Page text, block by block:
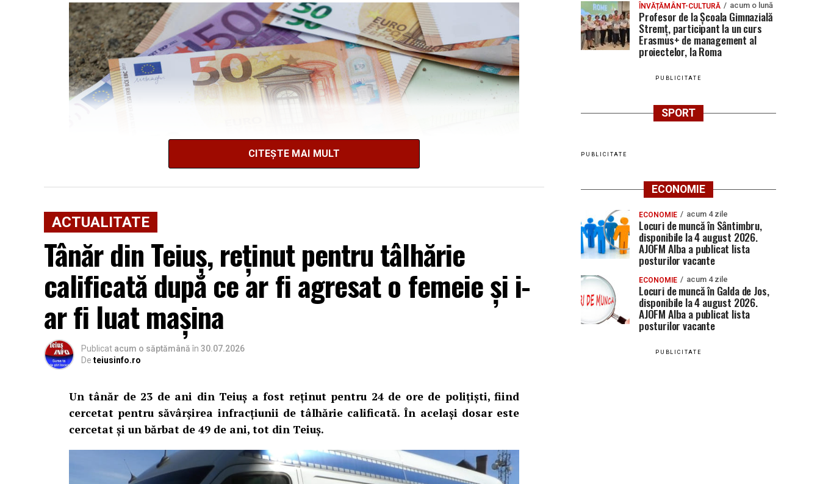
Cum s-a produs spargerea
Potrivit informațiilor din dosar și declarațiilor persoanelor vătămate, în noaptea de 3 spre 4
iulie 2026, locuința familiei Șerban-Rezmiveș din Teiuș a fost spartă în timp ce proprietarii
Familia susține că deplasarea la Alba Iulia ar fi fost determinată de un pretext legat de o
presupusă tranzacție imobiliară, iar hoții ar fi profitat de absența proprietarilor pentru a
pătrunde în locuință.
Din casă au fost sustrase 145.400 de euro, alți 6.700 de euro, 1.000 de franci elvețieni și
CITEȘTE MAI MULT
ACTUALITATE
Tânăr din Teiuș, reținut pentru tâlhărie
calificată după ce ar fi agresat o femeie și i-
ar fi luat mașina
Publicat acum o săptămână în 30.07.2026
De teiusinfo.ro
Un tânăr de 23 de ani din Teiuș a fost reținut pentru 24 de ore de polițiști, fiind
cercetat pentru săvârșirea infracțiunii de tâlhărie calificată. În același dosar este
cercetat și un bărbat de 49 de ani, tot din Teiuș.
ÎNVĂȚĂMÂNT-CULTURĂ acum o lună
Profesor de la Școala Gimnazială
Stremț, participant la un curs
Erasmus+ de management al
proiectelor, la Roma
PUBLICITATE
SPORT
PUBLICITATE
ECONOMIE
ECONOMIE acum 4 zile
Locuri de muncă în Sântimbru,
disponibile la 4 august 2026.
AJOFM Alba a publicat lista
posturilor vacante
ECONOMIE acum 4 zile
Locuri de muncă în Galda de Jos,
disponibile la 4 august 2026.
AJOFM Alba a publicat lista
posturilor vacante
PUBLICITATE